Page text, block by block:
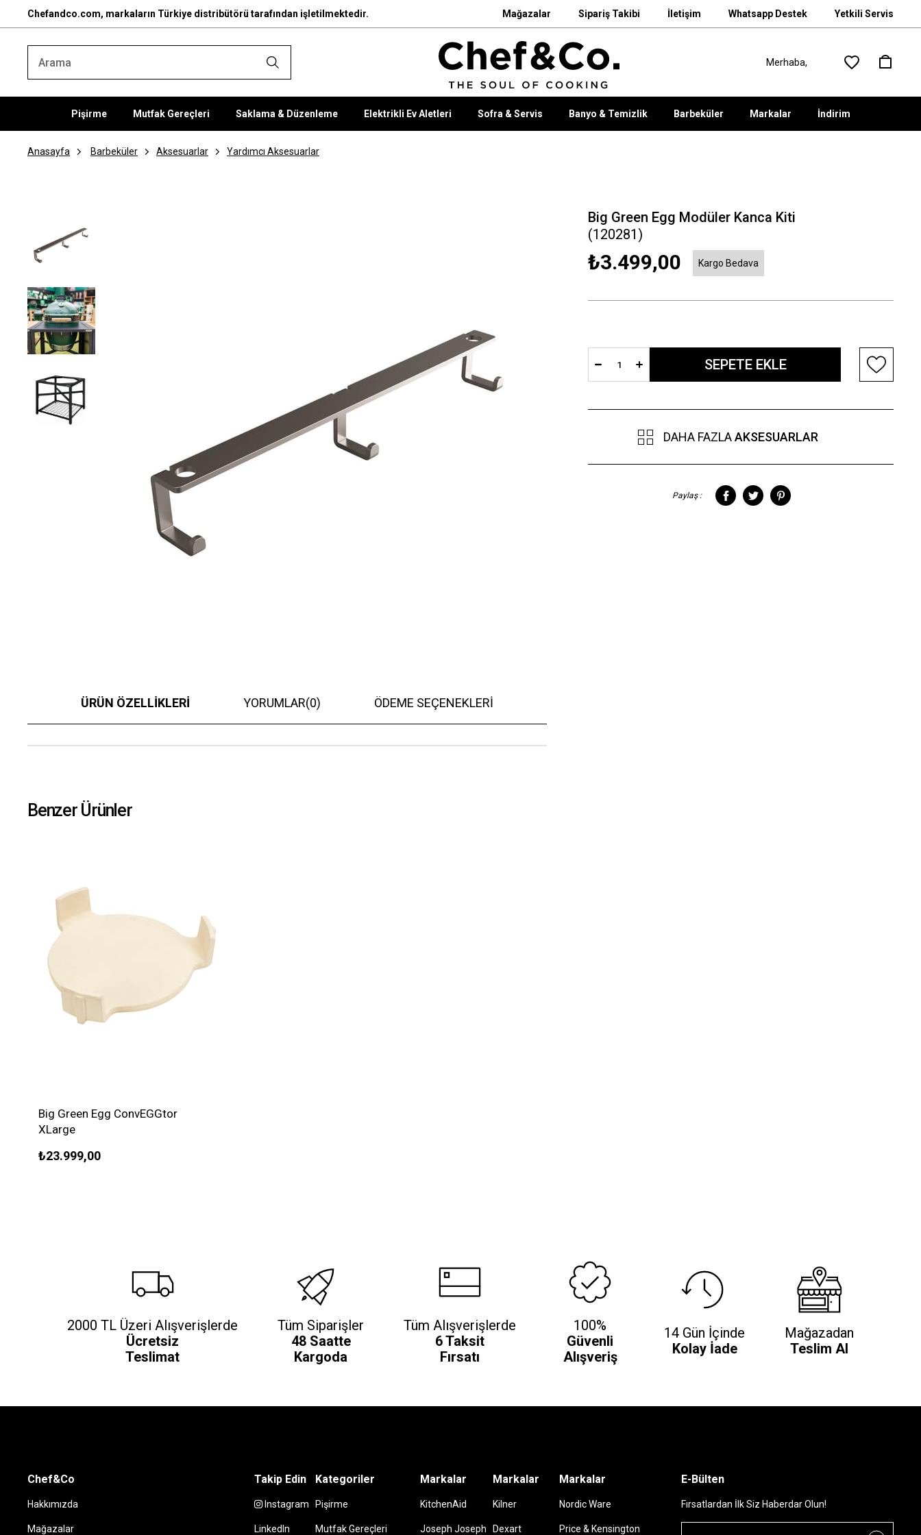
Chefandco.com, markaların Türkiye distribütörü tarafından işletilmektedir. Mağazalar Sipariş Takibi İletişim Whatsapp Destek Yetkili Servis
Pişirme Mutfak Gereçleri Saklama & Düzenleme Elektrikli Ev Aletleri Sofra & Servis Banyo & Temizlik Barbeküler Markalar İndirim
Anasayfa Barbeküler Aksesuarlar Yardımcı Aksesuarlar
Big Green Egg Modüler Kanca Kiti
(120281)
₺3.499,00 Kargo Bedava
DAHA FAZLAAKSESUARLAR
Paylaş :
ÜRÜN ÖZELLIKLERI YORUMLAR(0) ÖDEME SEÇENEKLERI
Benzer Ürünler
Big Green Egg ConvEGGtor
XLarge
₺23.999,00
2000 TL Üzeri Alışverişlerde
Ücretsiz
Teslimat
Tüm Siparişler
48 Saatte
Kargoda
Tüm Alışverişlerde
6 Taksit
Fırsatı
100%
Güvenli
Alışveriş
14 Gün İçinde
Kolay İade
Mağazadan
Teslim Al
Chef&Co
Hakkımızda
Mağazalar
Takip Edin
Instagram
LinkedIn
Kategoriler
Pişirme
Mutfak Gereçleri
Markalar
KitchenAid
Joseph Joseph
Markalar
Kilner
Dexart
Markalar
Nordic Ware
Price & Kensington
E-Bülten
Fırsatlardan İlk Siz Haberdar Olun!